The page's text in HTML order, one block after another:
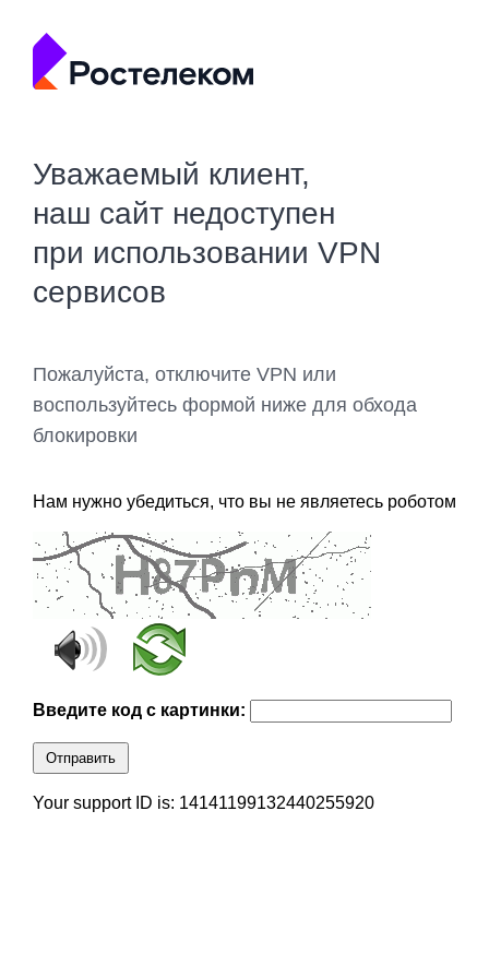
Уважаемый клиент,
наш сайт недоступен
при использовании VPN
сервисов
Пожалуйста, отключите VPN или
воспользуйтесь формой ниже для обхода
блокировки
Нам нужно убедиться, что вы не являетесь роботом
Введите код с картинки:
Отправить
Your support ID is: 14141199132440255920